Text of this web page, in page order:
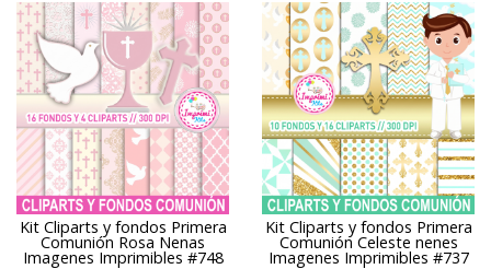
Kit Cliparts y fondos Primera
Comunión Rosa Nenas
Imagenes Imprimibles #748
Kit Cliparts y fondos Primera
Comunión Celeste nenes
Imagenes Imprimibles #737